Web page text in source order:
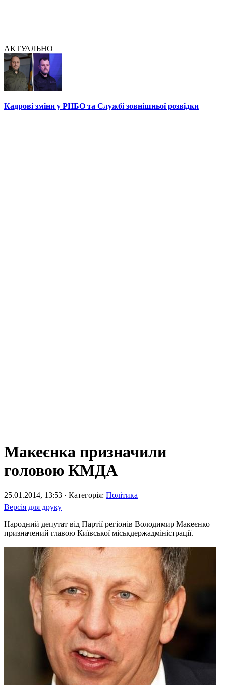
АКТУАЛЬНО
Кадрові зміни у РНБО та Службі зовнішньої розвідки
Макеєнка призначили
головою КМДА
25.01.2014, 13:53 · Категорія: Політика
Версія для друку
Народний депутат від Партії регіонів Володимир Макеєнко
призначений главою Київської міськдержадміністрації.